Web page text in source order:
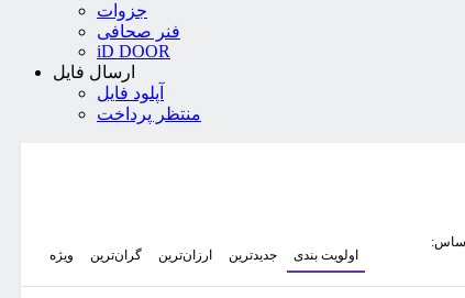
جزوات
فنر صحافی
iD DOOR
ارسال فایل
آپلود فایل
منتظر پرداخت
اولویت بندی
جدیدترین ارزان‌ترین گران‌ترین ویژه